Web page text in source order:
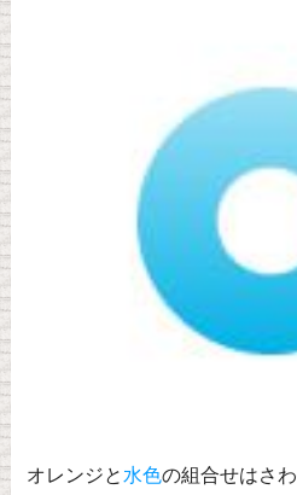
オレンジと 水色の組合せはさ